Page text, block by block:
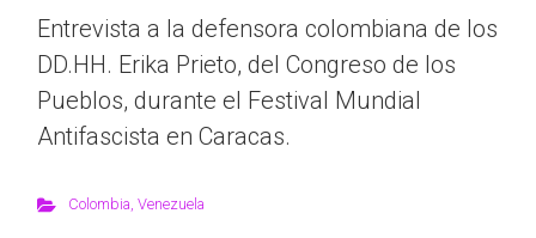
Entrevista a la defensora colombiana de los
DD.HH. Erika Prieto, del Congreso de los
Pueblos, durante el Festival Mundial
Antifascista en Caracas.
Colombia, Venezuela